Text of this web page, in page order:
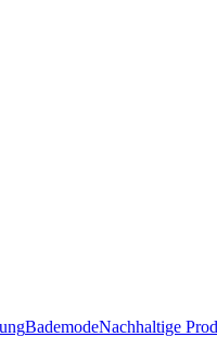
BademodeNachhaltige